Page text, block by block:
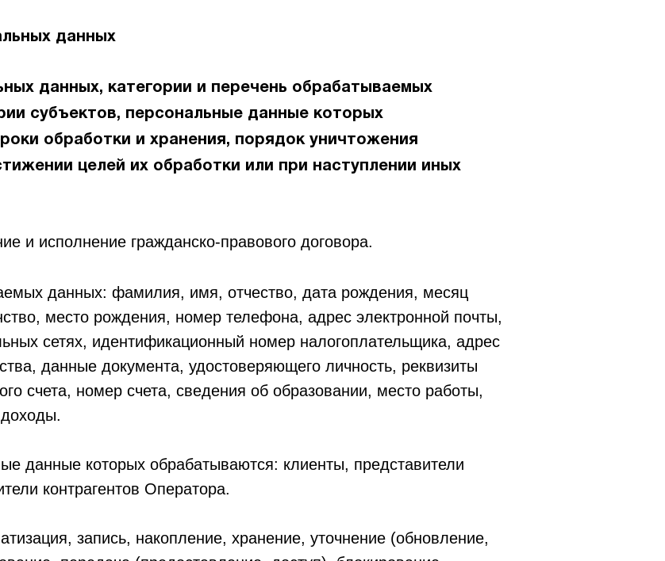
данных
данных, категории и перечень обрабатываемых
субъектов, персональные данные которых
обработки и хранения, порядок уничтожения
целей их обработки или при наступлении иных
и исполнение гражданско-правового договора.
данных: фамилия, имя, отчество, дата рождения, месяц
место рождения, номер телефона, адрес электронной почты,
сетях, идентификационный номер налогоплательщика, адрес
данные документа, удостоверяющего личность, реквизиты
счета, номер счета, сведения об образовании, место работы,
данные которых обрабатываются: клиенты, представители
контрагентов Оператора.
запись, накопление, хранение, уточнение (обновление,